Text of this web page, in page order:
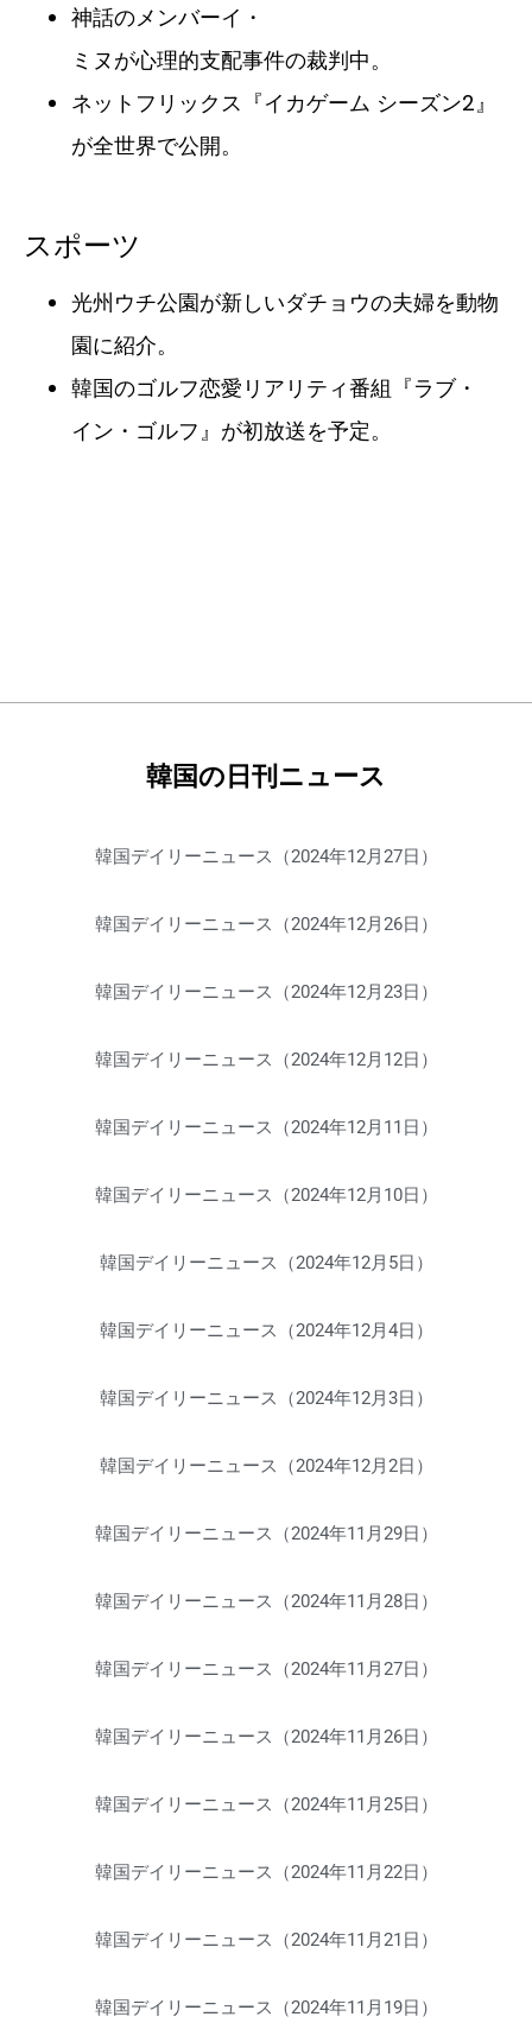
神話のメンバーイ・
ミヌが心理的支配事件の裁判中。
ネットフリックス『イカゲーム シーズン2』
が全世界で公開。
スポーツ
光州ウチ公園が新しいダチョウの夫婦を動物
園に紹介。
韓国のゴルフ恋愛リアリティ番組『ラブ・
イン・ゴルフ』が初放送を予定。
韓国の日刊ニュース
韓国デイリーニュース（2024年12月27日）
韓国デイリーニュース（2024年12月26日）
韓国デイリーニュース（2024年12月23日）
韓国デイリーニュース（2024年12月12日）
韓国デイリーニュース（2024年12月11日）
韓国デイリーニュース（2024年12月10日）
韓国デイリーニュース（2024年12月5日）
韓国デイリーニュース（2024年12月4日）
韓国デイリーニュース（2024年12月3日）
韓国デイリーニュース（2024年12月2日）
韓国デイリーニュース（2024年11月29日）
韓国デイリーニュース（2024年11月28日）
韓国デイリーニュース（2024年11月27日）
韓国デイリーニュース（2024年11月26日）
韓国デイリーニュース（2024年11月25日）
韓国デイリーニュース（2024年11月22日）
韓国デイリーニュース（2024年11月21日）
韓国デイリーニュース（2024年11月19日）